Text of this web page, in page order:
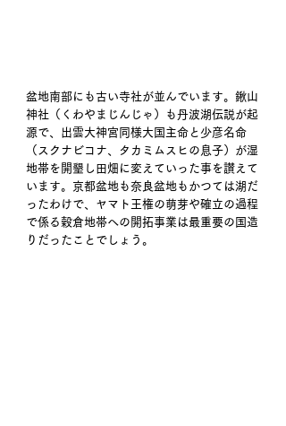
盆地南部にも古い寺社が並んでいます。鍬山
神社（くわやまじんじゃ）も丹波湖伝説が起
源で、出雲大神宮同様大国主命と少彦名命
（スクナビコナ、タカミムスヒの息子）が湿
地帯を開墾し田畑に変えていった事を讃えて
います。京都盆地も奈良盆地もかつては湖だ
ったわけで、ヤマト王権の萌芽や確立の過程
で係る穀倉地帯への開拓事業は最重要の国造
りだったことでしょう。